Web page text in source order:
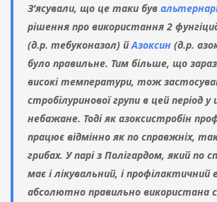
З’ясували, що це таки був
рішення про використання 2
(д.р. тебуконазол) йАзоксин (д.р.
було правильне. Тим більше, що
високі температури, тож
стробілуринової групи в цей період у
небажане. Тоді як азоксистробін
працює відмінно як по справжніх,
грибах. У парі з Полігардом, який по
має і лікувальний, і
абсолютно правильно використана